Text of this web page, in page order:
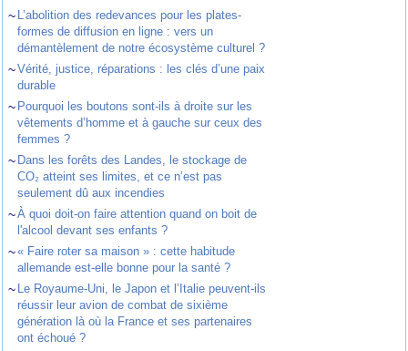
~ L’abolition des redevances pour les plates-
formes de diffusion en ligne : vers un
démantèlement de notre écosystème culturel ?
~Vérité, justice, réparations : les clés d’une paix
durable
~ Pourquoi les boutons sont-ils à droite sur les
vêtements d’homme et à gauche sur ceux des
femmes ?
~ Dans les forêts des Landes, le stockage de
CO₂ atteint ses limites, et ce n’est pas
seulement dû aux incendies
~À quoi doit-on faire attention quand on boit de
l'alcool devant ses enfants ?
~« Faire roter sa maison » : cette habitude
allemande est-elle bonne pour la santé ?
~ Le Royaume-Uni, le Japon et l’Italie peuvent-ils
réussir leur avion de combat de sixième
génération là où la France et ses partenaires
ont échoué ?